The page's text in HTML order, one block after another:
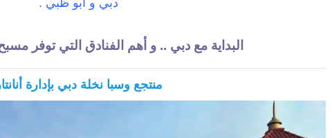
دبي و ابو ظبي .
البداية مع دبي .. و أهم الفنادق التي توفر
منتجع وسبا نخلة دبي بإدارة